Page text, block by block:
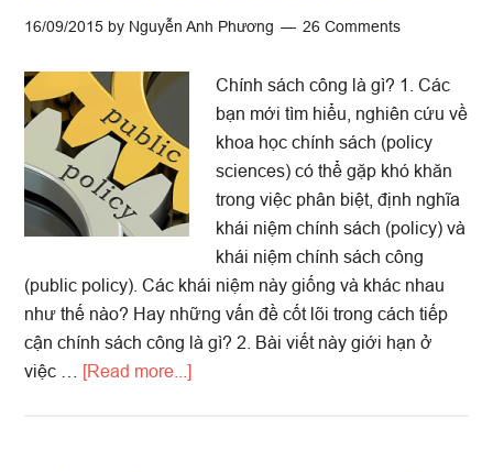
Những
chú
ngắn
16/09/2015 by Nguyễn Anh Phương 26 Comments
Chính sách công là gì? 1. Các
bạn mới tìm hiểu, nghiên cứu về
khoa học chính sách (policy
sciences) có thể gặp khó khăn
trong việc phân biệt, định nghĩa
khái niệm chính sách (policy) và
khái niệm chính sách công
(public policy). Các khái niệm này giống và khác nhau
như thế nào? Hay những vấn đề cốt lõi trong cách tiếp
cận chính sách công là gì? 2. Bài viết này giới hạn ở
việc … [Read more...]about